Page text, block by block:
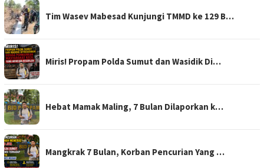
Tim Wasev Mabesad Kunjungi TMMD ke 129 B…
Miris! Propam Polda Sumut dan Wasidik Di…
Hebat Mamak Maling, 7 Bulan Dilaporkan k…
Mangkrak 7 Bulan, Korban Pencurian Yang …